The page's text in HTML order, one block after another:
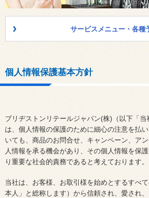
サービスメニュー・各種
個人情報保護基本方針
ブリヂストンリテールジャパン(株)（以下「当
は、個人情報の保護のために細心の注意を払
いても、商品のお問合せ、キャンペーン、ア
人情報を承る機会があり、その個人情報を保
り重要な社会的責務であると考えております。
当社は、お客様、お取引様を始めとするすべ
本人」と総称します）から信頼され、愛され